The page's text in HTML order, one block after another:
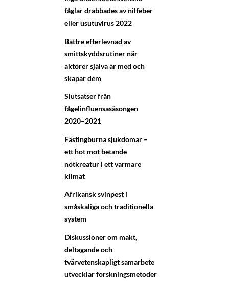
fåglar drabbades av nilfeber
eller usutuvirus 2022
Bättre efterlevnad av
smittskyddsrutiner när
aktörer själva är med och
skapar dem
Slutsatser från
fågelinfluensasäsongen
2020–2021
Fästingburna sjukdomar –
ett hot mot betande
nötkreatur i ett varmare
klimat
Afrikansk svinpest i
småskaliga och traditionella
system
Diskussioner om makt,
deltagande och
tvärvetenskapligt samarbete
utvecklar forskningsmetoder